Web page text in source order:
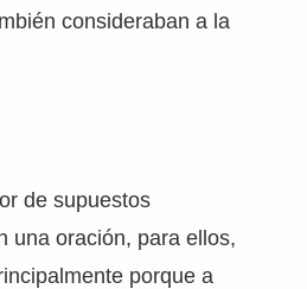
consideraban a la
de supuestos
una oración, para ellos,
porque a